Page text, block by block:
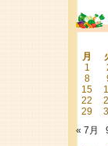
月
1
8
15
22
29
« 7月